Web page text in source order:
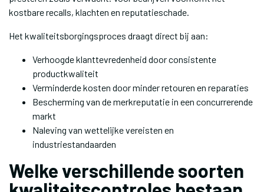
kostbare recalls, klachten en reputatieschade.
Het kwaliteitsborgingsproces draagt direct bij aan:
Verhoogde klanttevredenheid door consistente
productkwaliteit
Verminderde kosten door minder retouren en reparaties
Bescherming van de merkreputatie in een concurrerende
markt
Naleving van wettelijke vereisten en
industriestandaarden
Welke verschillende soorten